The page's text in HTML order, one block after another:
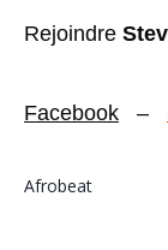
Rejoindre
Facebook –
Afrobeat